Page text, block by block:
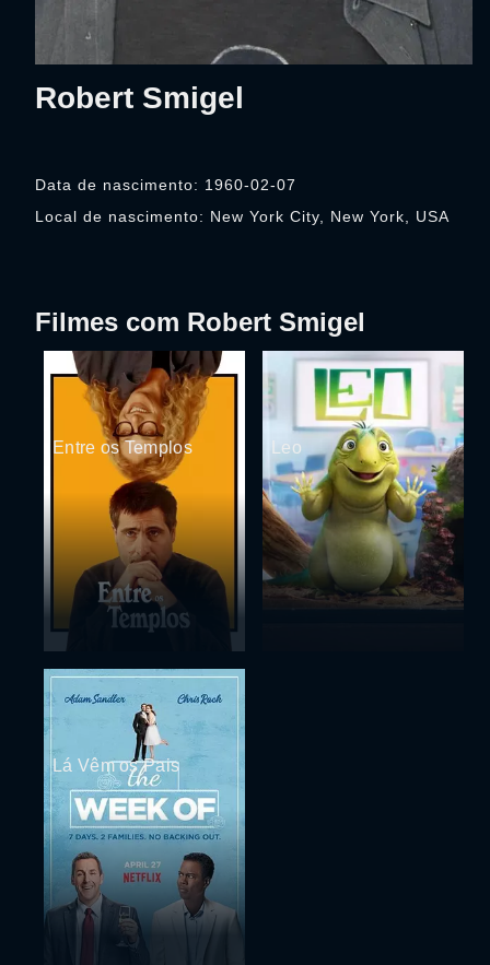
Robert Smigel
Data de nascimento: 1960-02-07
Local de nascimento: New York City, New York, USA
Filmes com Robert Smigel
Entre os Templos Leo
Lá Vêm os Pais